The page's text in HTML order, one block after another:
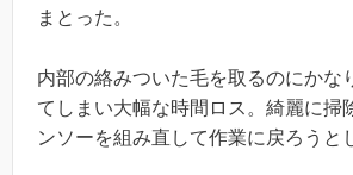
まとった。
内部の絡みついた毛を取るのにかな
てしまい大幅な時間ロス。綺麗に掃
ンソーを組み直して作業に戻ろうと